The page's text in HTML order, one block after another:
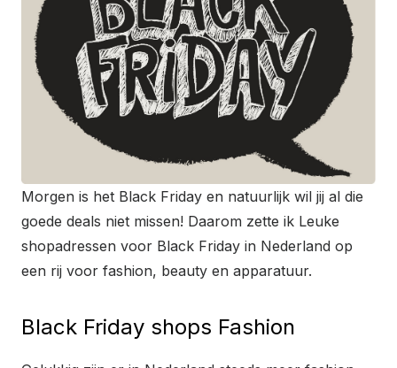
Morgen is het Black Friday en natuurlijk wil jij al die
goede deals niet missen! Daarom zette ik Leuke
shopadressen voor Black Friday in Nederland op
een rij voor fashion, beauty en apparatuur.
Black Friday shops Fashion